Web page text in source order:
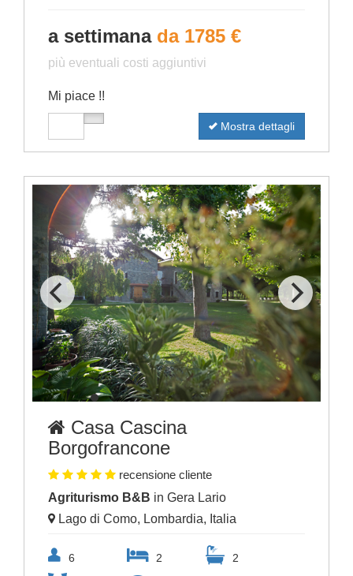
a settimana da 1785 €
più eventuali costi aggiuntivi
Mi piace !!
Mostra dettagli
Casa Cascina
Borgofrancone
recensione cliente
Agriturismo B&B in Gera Lario
Lago di Como, Lombardia, Italia
6 2 2